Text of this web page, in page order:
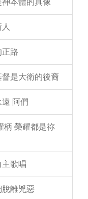
本體的真像
路
是大衛的後裔
阿們
柄 榮耀都是祢
歌唱
離兇惡